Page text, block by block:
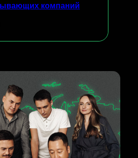
компаний